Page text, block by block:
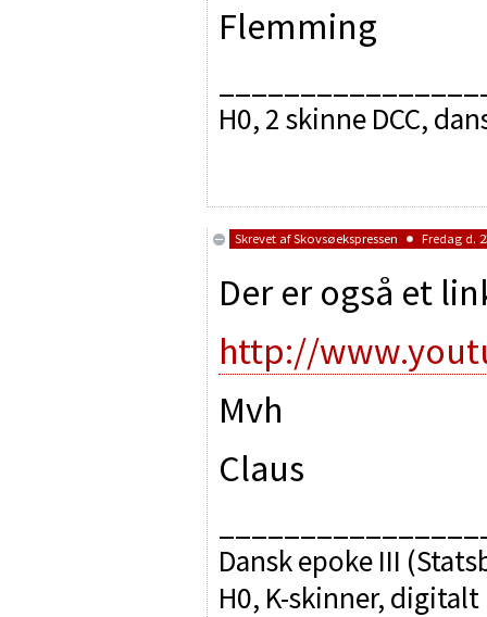
Flemming
H0, 2 skinne DCC,
Skrevet afSkovsøekspressen Fredag d.
Der er også et
http://
Mvh
Claus
Dansk epoke III
H0, K-skinner, digitalt